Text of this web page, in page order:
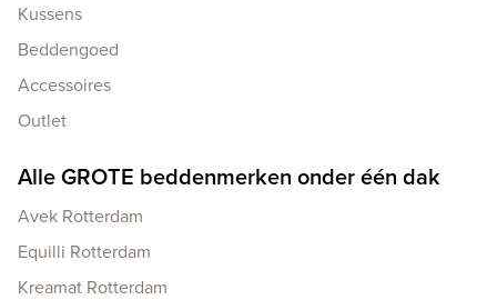
Kussens
Beddengoed
Accessoires
Outlet
Alle GROTE beddenmerken onder één dak
Avek Rotterdam
Equilli Rotterdam
Kreamat Rotterdam